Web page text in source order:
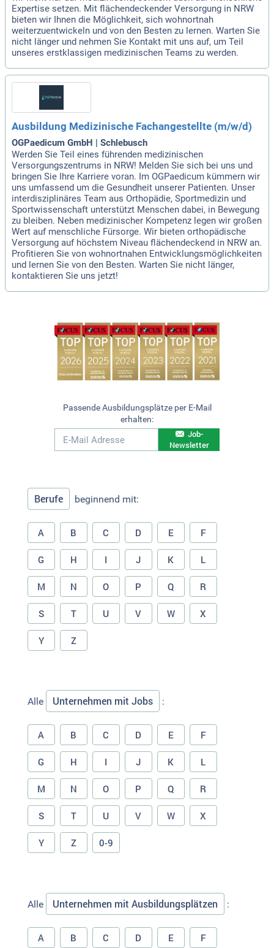
Expertise setzen. Mit flächendeckender Versorgung in NRW
bieten wir Ihnen die Möglichkeit, sich wohnortnah
weiterzuentwickeln und von den Besten zu lernen. Warten Sie
nicht länger und nehmen Sie Kontakt mit uns auf, um Teil
unseres erstklassigen medizinischen Teams zu werden.
Ausbildung Medizinische Fachangestellte (m/w/d)
OGPaedicum GmbH | Schlebusch
Werden Sie Teil eines führenden medizinischen
Versorgungszentrums in NRW! Melden Sie sich bei uns und
bringen Sie Ihre Karriere voran. Im OGPaedicum kümmern wir
uns umfassend um die Gesundheit unserer Patienten. Unser
interdisziplinäres Team aus Orthopädie, Sportmedizin und
Sportwissenschaft unterstützt Menschen dabei, in Bewegung
zu bleiben. Neben medizinischer Kompetenz legen wir großen
Wert auf menschliche Fürsorge. Wir bieten orthopädische
Versorgung auf höchstem Niveau flächendeckend in NRW an.
Profitieren Sie von wohnortnahen Entwicklungsmöglichkeiten
und lernen Sie von den Besten. Warten Sie nicht länger,
kontaktieren Sie uns jetzt!
Passende Ausbildungsplätze per E-Mail
erhalten:
Job-
Newsletter
Berufe beginnend mit:
A B C D E F
G H I J K L
M N O P Q R
S T U V W X
Y Z
Alle Unternehmen mit Jobs :
A B C D E F
G H I J K L
M N O P Q R
S T U V W X
Y Z 0-9
Alle Unternehmen mit Ausbildungsplätzen :
A B C D E F